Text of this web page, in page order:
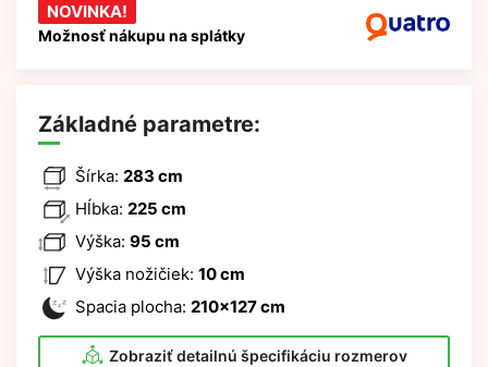
NOVINKA!
Možnosť nákupu na splátky
Základné parametre:
Šírka: 283 cm
Hĺbka: 225 cm
Výška: 95 cm
Výška nožičiek: 10 cm
Spacia plocha: 210x127 cm
Zobraziť detailnú špecifikáciu rozmerov